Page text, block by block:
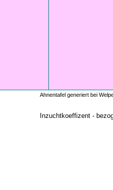
Ahnentafel generiert bei
Inzuchtkoeffizent -